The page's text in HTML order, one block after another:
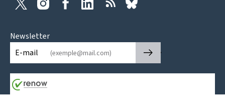
Twitter InstagramFacebookLinkedIn RSS
Newsletter
E-mail
🡒